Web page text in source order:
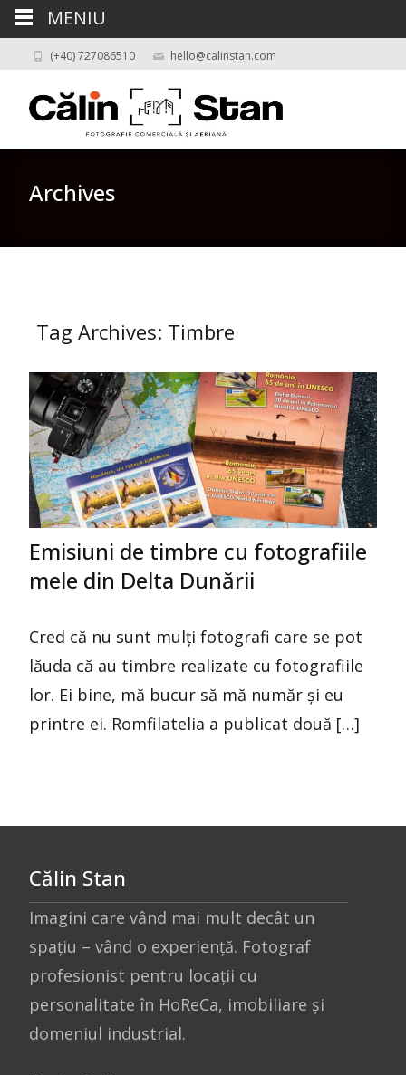
(+40) 727086510 hello@calinstan.com
Archives
Tag Archives: Timbre
Emisiuni de timbre cu fotografiile
mele din Delta Dunării
Cred că nu sunt mulți fotografi care se pot
lăuda că au timbre realizate cu fotografiile
lor. Ei bine, mă bucur să mă număr și eu
printre ei. Romfilatelia a publicat două […]
Călin Stan
Imagini care vând mai mult decât un
spațiu – vând o experiență. Fotograf
profesionist pentru locații cu
personalitate în HoReCa, imobiliare și
domeniul industrial.
MENIU